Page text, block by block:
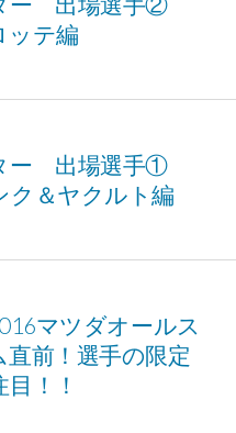
ッテ編
ー 出場選手①
ク＆ヤクルト編
マツダオールス
直前！選手の限定
！！